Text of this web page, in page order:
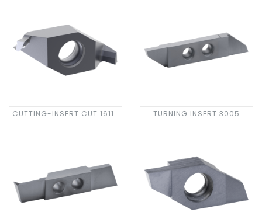
CUTTING-INSERT CUT 1611-
TURNING INSERT 3005